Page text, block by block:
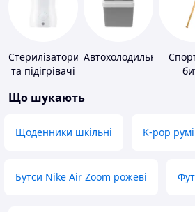
Стерилізатори
та підігрівачі
харчування
Автохолодильники
Що шукають
Щоденники шкільні K-pop
Бутси Nike Air Zoom рожеві